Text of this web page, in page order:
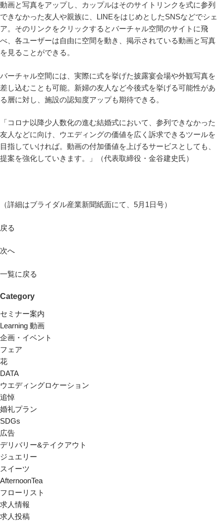
動画と写真をアップし、カップルはそのサイトリンクを式に参列
できなかった友人や親族に、LINEをはじめとしたSNSなどでシェ
ア。そのリンクをクリックするとバーチャル空間のサイトに飛
べ、各ユーザーは自由に空間を動き、掲示されている動画と写真
を見ることができる。
バーチャル空間には、実際に式を挙げた披露宴会場や外観写真を
差し込むことも可能。新婦の友人など今後式を挙げる可能性があ
る層に対し、施設の認知度アップも期待できる。
「コロナ以降少人数化の進む結婚式において、参列できなかった
友人などに向け、ウエディングの価値を広く訴求できるツールを
目指していければ。動画の付加価値を上げるサービスとしても、
提案を強化していきます。」（代表取締役・金谷建史氏）
（詳細はブライダル産業新聞紙面にて、5月1日号）
戻る
次へ
一覧に戻る
Category
セミナー案内
Learning 動画
企画・イベント
フェア
花
DATA
ウエディングロケーション
追悼
婚礼プラン
SDGs
広告
デリバリー&テイクアウト
ジュエリー
スイーツ
AfternoonTea
フローリスト
求人情報
求人投稿